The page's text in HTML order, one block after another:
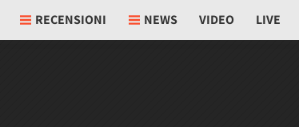
RECENSIONI NEWS VIDEO LIVE